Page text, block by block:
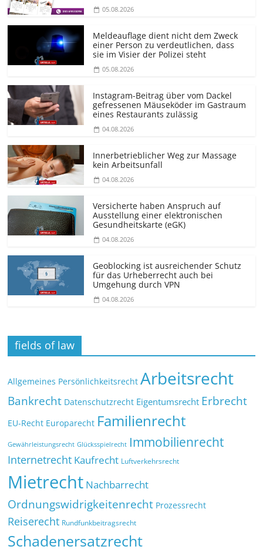
05.08.2026
Meldeauflage dient nicht dem Zweck
einer Person zu verdeutlichen, dass
sie im Visier der Polizei steht
05.08.2026
Instagram-Beitrag über vom Dackel
gefressenen Mäuseköder im Gastraum
eines Restaurants zulässig
04.08.2026
Innerbetrieblicher Weg zur Massage
kein Arbeitsunfall
04.08.2026
Versicherte haben Anspruch auf
Ausstellung einer elektronischen
Gesundheitskarte (eGK)
04.08.2026
Geoblocking ist ausreichender Schutz
für das Urheberrecht auch bei
Umgehung durch VPN
04.08.2026
fields of law
Allgemeines Persönlichkeitsrecht Arbeitsrecht
Bankrecht Datenschutzrecht Eigentumsrecht Erbrecht
EU-Recht Europarecht Familienrecht
Gewährleistungsrecht Glücksspielrecht Immobilienrecht
Internetrecht Kaufrecht Luftverkehrsrecht
Mietrecht Nachbarrecht
Ordnungswidrigkeitenrecht Prozessrecht
Reiserecht Rundfunkbeitragsrecht
Schadenersatzrecht